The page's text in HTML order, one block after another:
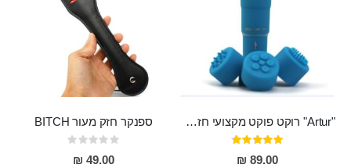
"Artur" רוקט פוקט מקצועי חזק במיוחד
דירוג:
95%
89.00 ₪
ספנקר חזק מעור BITCH
Rating:
0%
49.00 ₪